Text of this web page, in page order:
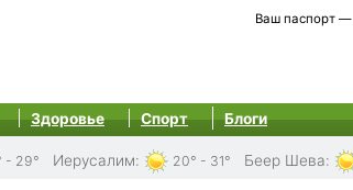
Ваш паспорт —
Здоровье Спорт Блоги
- 29° Иерусалим: 20° - 31° Беер Шева: